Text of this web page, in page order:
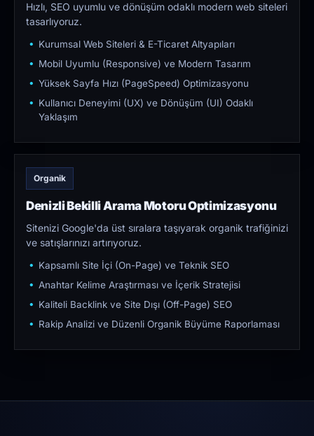
Hızlı, SEO uyumlu ve dönüşüm odaklı modern web siteleri
tasarlıyoruz.
Kurumsal Web Siteleri & E-Ticaret Altyapıları
Mobil Uyumlu (Responsive) ve Modern Tasarım
Yüksek Sayfa Hızı (PageSpeed) Optimizasyonu
Kullanıcı Deneyimi (UX) ve Dönüşüm (UI) Odaklı
Yaklaşım
Organik
Denizli Bekilli Arama Motoru Optimizasyonu
Sitenizi Google'da üst sıralara taşıyarak organik trafiğinizi
ve satışlarınızı artırıyoruz.
Kapsamlı Site İçi (On-Page) ve Teknik SEO
Anahtar Kelime Araştırması ve İçerik Stratejisi
Kaliteli Backlink ve Site Dışı (Off-Page) SEO
Rakip Analizi ve Düzenli Organik Büyüme Raporlaması